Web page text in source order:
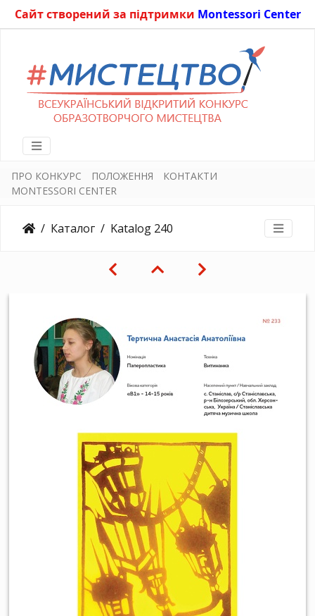
Сайт створений за підтримки Montessori Center
ПРО КОНКУРС ПОЛОЖЕННЯ
КОНТАКТИ
MONTESSORI CENTER
Каталог Katalog 240